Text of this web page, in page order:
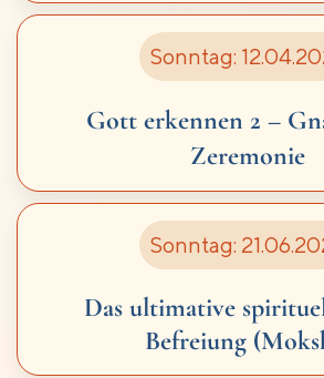
Sonntag:
Gott erkennen 2 –
Zeremonie
Sonntag:
Das ultimative
Befreiung